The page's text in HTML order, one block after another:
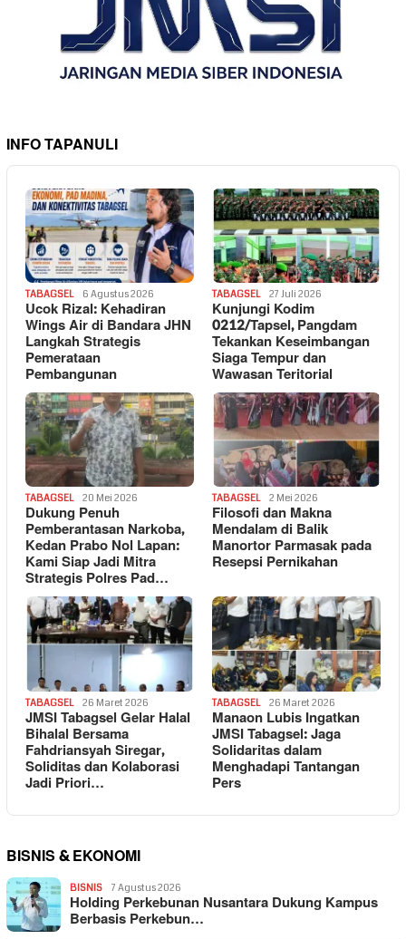
INFO TAPANULI
TABAGSEL 6 Agustus 2026
Ucok Rizal: Kehadiran
Wings Air di Bandara JHN
Langkah Strategis
Pemerataan
Pembangunan
TABAGSEL 27 Juli 2026
Kunjungi Kodim
0212/Tapsel, Pangdam
Tekankan Keseimbangan
Siaga Tempur dan
Wawasan Teritorial
TABAGSEL 20 Mei 2026
Dukung Penuh
Pemberantasan Narkoba,
Kedan Prabo Nol Lapan:
Kami Siap Jadi Mitra
Strategis Polres Pad…
TABAGSEL 2 Mei 2026
Filosofi dan Makna
Mendalam di Balik
Manortor Parmasak pada
Resepsi Pernikahan
TABAGSEL 26 Maret 2026
JMSI Tabagsel Gelar Halal
Bihalal Bersama
Fahdriansyah Siregar,
Soliditas dan Kolaborasi
Jadi Priori…
TABAGSEL 26 Maret 2026
Manaon Lubis Ingatkan
JMSI Tabagsel: Jaga
Solidaritas dalam
Menghadapi Tantangan
Pers
BISNIS & EKONOMI
BISNIS 7 Agustus 2026
Holding Perkebunan Nusantara Dukung Kampus
Berbasis Perkebun…